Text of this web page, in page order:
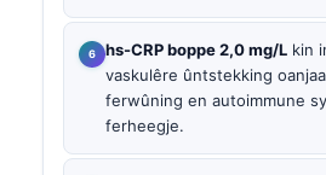
hs-CRP boppe 2,0 mg/L kin
vaskulêre ûntstekking
ferwûning en autoimmune
ferheegje.